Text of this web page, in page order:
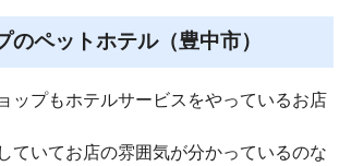
のペットホテル（豊中市）
ップもホテルサービスをやっているお店
ていてお店の雰囲気が分かっているのな